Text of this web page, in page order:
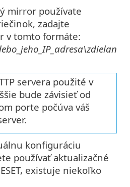
mirror používate
zadajte
v tomto formáte:
servera použité v
bude závisieť od
porte počúva váš
konfiguráciu
používať aktualizačné
existuje niekoľko